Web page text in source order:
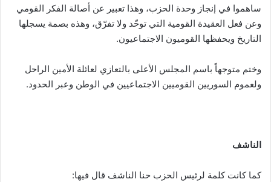
ساهموا في إنجاز وحدة الحزب، وهذا تعبير عن أصالة الفكر القومي
وعن فعل العقيدة القومية التي توحّد ولا تفرّق، وهذه بصمة يسجلها
التاريخ ويحفظها القوميون الاجتماعيون.
وختم متوجهاً باسم المجلس الأعلى بالتعازي لعائلة الأمين الراحل
ولعموم السوريين القوميين الاجتماعيين في الوطن وعبر الحدود.
الناشف
كما كانت كلمة لرئيس الحزب حنا الناشف قال فيها: